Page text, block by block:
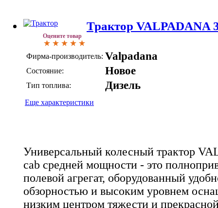
Оцените товар
Трактор VALPADANA
Фирма-производитель: Valpadana
Состояние: Новое
Тип топлива: Дизель
Еще характеристики
Универсальный колесный трактор
cab средней мощности - это
полевой агрегат, оборудованный
обзорностью и высоким уровнем
низким центром тяжести и